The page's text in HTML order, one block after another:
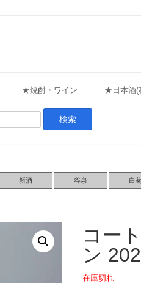
★焼酎・ワイン ★日本酒(
新酒 谷泉 白
コー
ン
在庫切れ